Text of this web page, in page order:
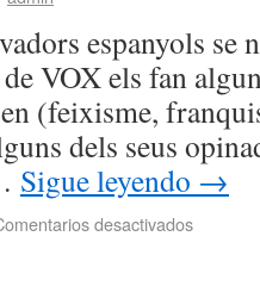
espanyols se
VOX els fan
(feixisme,
dels seus
Sigue leyendo →
desactivados